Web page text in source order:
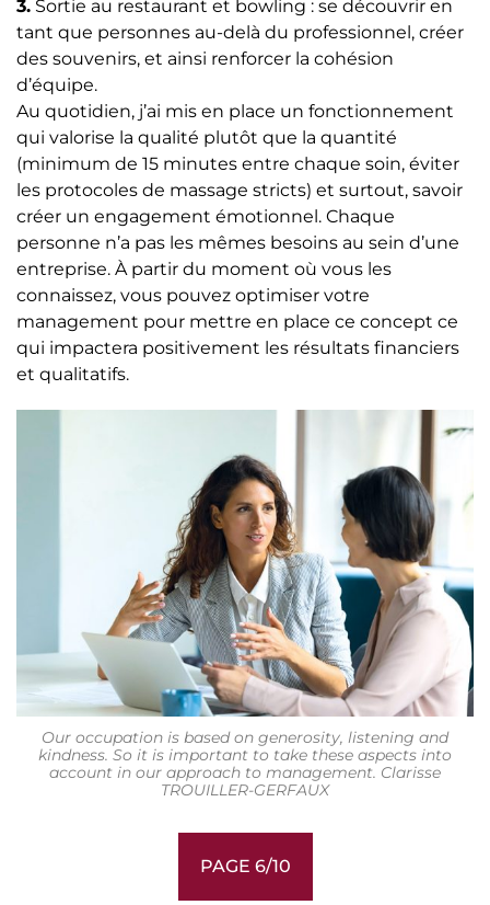
3. Sortie au restaurant et bowling : se découvrir en
tant que personnes au-delà du professionnel, créer
des souvenirs, et ainsi renforcer la cohésion
d’équipe.
Au quotidien, j’ai mis en place un fonctionnement
qui valorise la qualité plutôt que la quantité
(minimum de 15 minutes entre chaque soin, éviter
les protocoles de massage stricts) et surtout, savoir
créer un engagement émotionnel. Chaque
personne n’a pas les mêmes besoins au sein d’une
entreprise. À partir du moment où vous les
connaissez, vous pouvez optimiser votre
management pour mettre en place ce concept ce
qui impactera positivement les résultats financiers
et qualitatifs.
Our occupation is based on generosity, listening and
kindness. So it is important to take these aspects into
account in our approach to management. Clarisse
TROUILLER-GERFAUX
PAGE 6/10